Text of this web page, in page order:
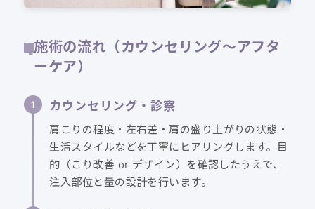
施術の流れ（カウンセリング〜アフタ
ーケア）
カウンセリング・診察
肩こりの程度・左右差・肩の盛り上がりの状態・
生活スタイルなどを丁寧にヒアリングします。目
的（こり改善 or デザイン）を確認したうえで、
注入部位と量の設計を行います。